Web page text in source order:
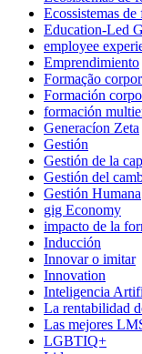
Ecossistemas
Education-Led
employee
Emprendimiento
Formação
Formación
formación
Generacíon Zeta
Gestión
Gestión de la
Gestión del
Gestión Humana
gig Economy
impacto de la
Inducción
Innovar o imitar
Innovation
Inteligencia
La rentabilidad
Las mejores
LGBTIQ+